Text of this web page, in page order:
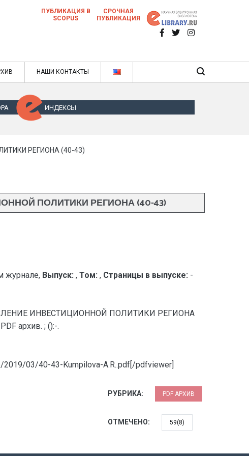
научных статей в ежемесячном научном
научном журнале
ПУБЛИКАЦИЯ В
SCOPUS
СРОЧНАЯ
ПУБЛИКАЦИЯ
НАШИ КОНТАКТЫ
ИНДЕКСЫ
РЕГИОНА (40-43)
ПОЛИТИКИ РЕГИОНА (40-43)
журнале, Выпуск: , Том: , Страницы в выпуске: -
ИНВЕСТИЦИОННОЙ ПОЛИТИКИ РЕГИОНА
архив. ; ():-.
03/40-43-Kumpilova-A.R..pdf[/pdfviewer]
РУБРИКА: PDF АРХИВ
ОТМЕЧЕНО: 59(8)